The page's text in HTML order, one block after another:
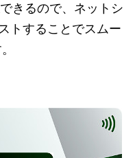
きるので、ネットシ
トすることでスムー